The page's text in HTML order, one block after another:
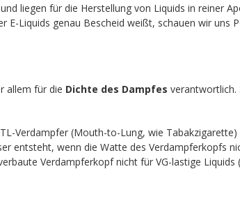
liegen für die Herstellung von Liquids in reiner
Liquids genau Bescheid weißt, schauen wir uns
allem für die Dichte des Dampfes verantwortlich.
Verdampfer (Mouth-to-Lung, wie
entsteht, wenn die Watte des Verdampferkopfs
Verdampferkopf nicht für VG-lastige Liquids